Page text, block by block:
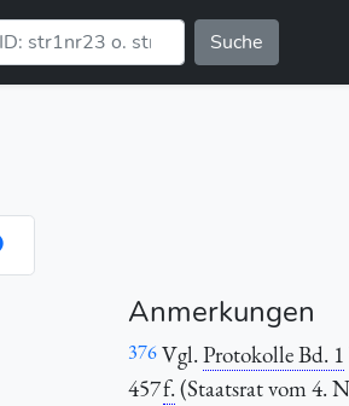
Suche
Anmerkungen
376Vgl.Protokolle Bd. 1
457f.(Staatsrat vom 4.